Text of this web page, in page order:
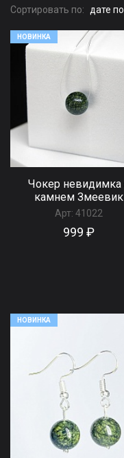
Сортировать по: дате
НОВИНКА
Чокер невидимка
камнем Змеевик
Арт: 41022
999 ₽
НОВИНКА